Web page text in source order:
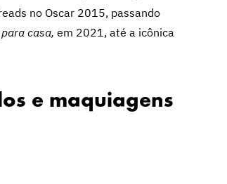
no Oscar 2015, passando
casa, em 2021, até a icônica
e maquiagens